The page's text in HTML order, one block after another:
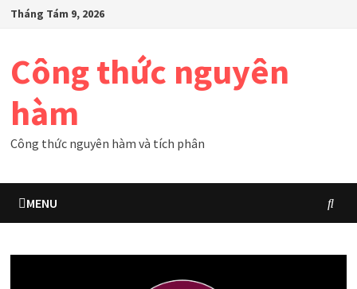
SkipTháng Tám 9, 2026
Công thức nguyên
hàm
Công thức nguyên hàm và tích phân
MENU